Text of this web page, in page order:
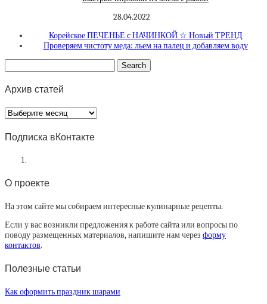
28.04.2022
Корейское ПЕЧЕНЬЕ с НАЧИНКОЙ ☆ Новый ТРЕНД
Проверяем чистоту меда: льем на палец и добавляем воду
Архив статей
Архив
статей
Подписка вКонтакте
О проекте
На этом сайте мы собираем интересные кулинарные рецепты.
Если у вас возникли предложения к работе сайта или вопросы по
поводу размещенных материалов, напишите нам через форму
контактов.
Полезные статьи
Как оформить праздник шарами